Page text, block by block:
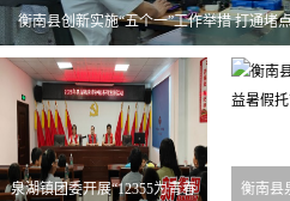
衡南县创新实施“五个一”工作举措 打通堵
泉湖镇团委开展“12355为青春 衡南县